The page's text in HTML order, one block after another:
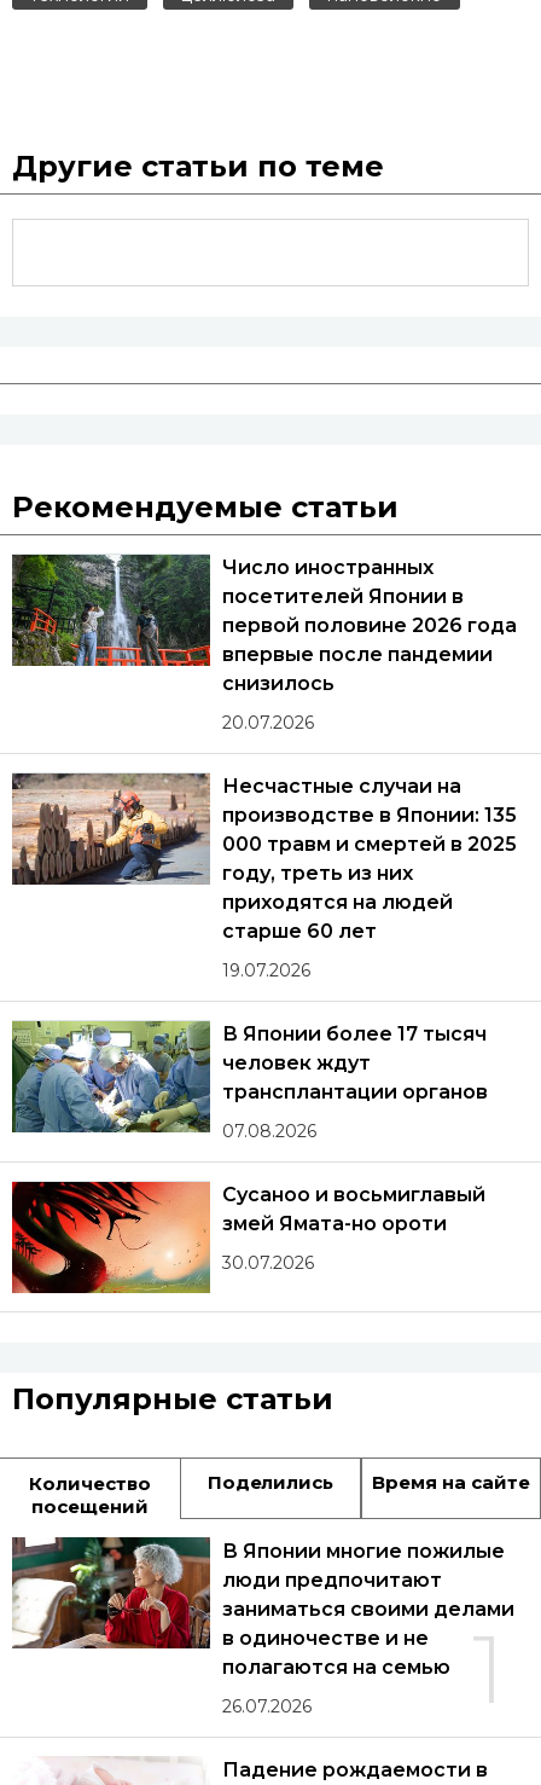
Другие статьи по теме
Рекомендуемые статьи
Число иностранных
посетителей Японии в
первой половине 2026 года
впервые после пандемии
снизилось
20.07.2026
Несчастные случаи на
производстве в Японии: 135
000 травм и смертей в 2025
году, треть из них
приходятся на людей
старше 60 лет
19.07.2026
В Японии более 17 тысяч
человек ждут
трансплантации органов
07.08.2026
Сусаноо и восьмиглавый
змей Ямата-но ороти
30.07.2026
Популярные статьи
Количество
посещений
Поделились Время на сайте
1
В Японии многие пожилые
люди предпочитают
заниматься своими делами
в одиночестве и не
полагаются на семью
26.07.2026
Падение рождаемости в